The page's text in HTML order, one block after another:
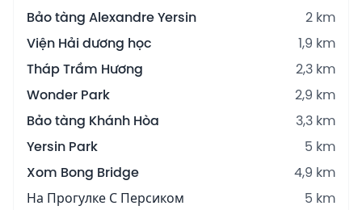
Bảo tàng Alexandre Yersin
2 km
Viện Hải dương học
1,9 km
Tháp Trầm Hương
2,3 km
Wonder Park
2,9 km
Bảo tàng Khánh Hòa
3,3 km
Yersin Park
5 km
Xom Bong Bridge
4,9 km
На Прогулке С Персиком
5 km